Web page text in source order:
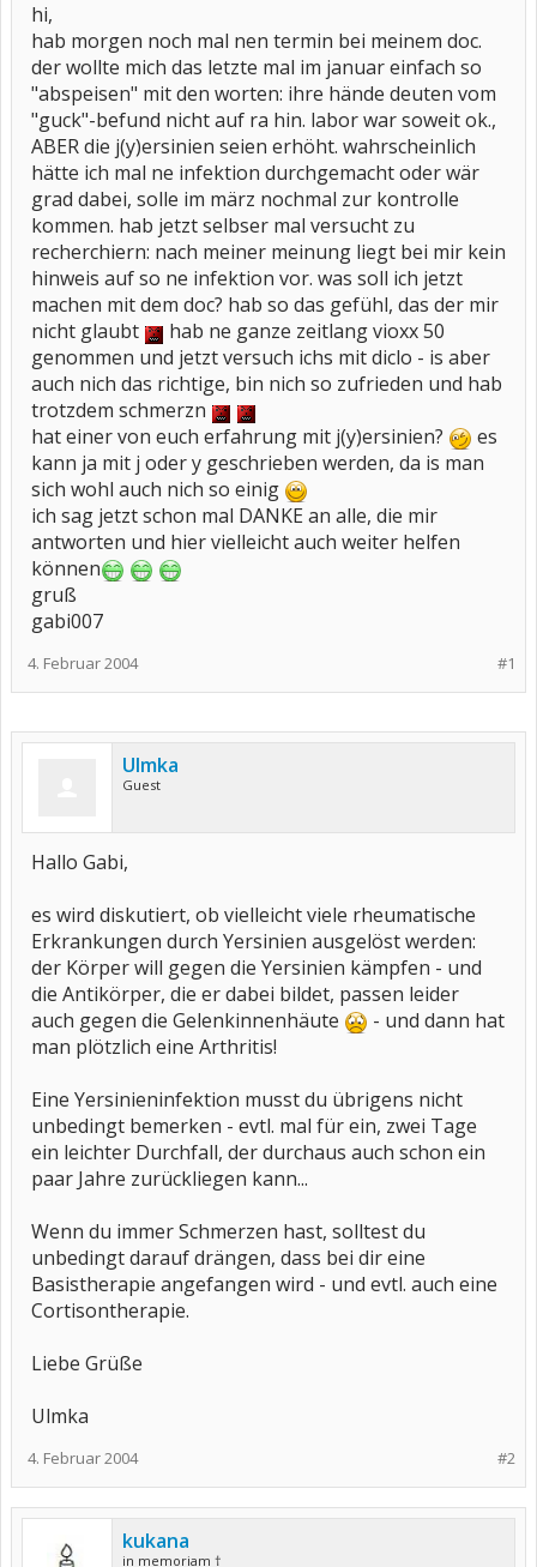
hi,
hab morgen noch mal nen termin bei meinem doc.
der wollte mich das letzte mal im januar einfach so
"abspeisen" mit den worten: ihre hände deuten vom
"guck"-befund nicht auf ra hin. labor war soweit ok.,
ABER die j(y)ersinien seien erhöht. wahrscheinlich
hätte ich mal ne infektion durchgemacht oder wär
grad dabei, solle im märz nochmal zur kontrolle
kommen. hab jetzt selbser mal versucht zu
recherchiern: nach meiner meinung liegt bei mir kein
hinweis auf so ne infektion vor. was soll ich jetzt
machen mit dem doc? hab so das gefühl, das der mir
nicht glaubt
hab ne ganze zeitlang vioxx 50
genommen und jetzt versuch ichs mit diclo - is aber
auch nich das richtige, bin nich so zufrieden und hab
trotzdem schmerzn
hat einer von euch erfahrung mit j(y)ersinien?
es
kann ja mit j oder y geschrieben werden, da is man
sich wohl auch nich so einig
ich sag jetzt schon mal DANKE an alle, die mir
antworten und hier vielleicht auch weiter helfen
können
gruß
gabi007
#1
4. Februar 2004
Ulmka
Guest
Hallo Gabi,
es wird diskutiert, ob vielleicht viele rheumatische
Erkrankungen durch Yersinien ausgelöst werden:
der Körper will gegen die Yersinien kämpfen - und
die Antikörper, die er dabei bildet, passen leider
auch gegen die Gelenkinnenhäute
- und dann hat
man plötzlich eine Arthritis!
Eine Yersinieninfektion musst du übrigens nicht
unbedingt bemerken - evtl. mal für ein, zwei Tage
ein leichter Durchfall, der durchaus auch schon ein
paar Jahre zurückliegen kann...
Wenn du immer Schmerzen hast, solltest du
unbedingt darauf drängen, dass bei dir eine
Basistherapie angefangen wird - und evtl. auch eine
Cortisontherapie.
Liebe Grüße
Ulmka
#2
4. Februar 2004
kukana
in memoriam †